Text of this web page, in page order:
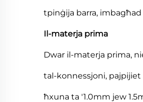
tpinġija barra,
Il-materja prima
Dwar il-materja prima,
tal-konnessjoni, pajpijiet
ħxuna ta '1.0mm jew